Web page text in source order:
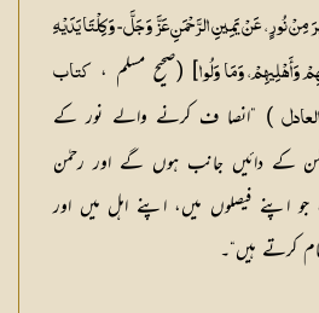
مِنْ نُورٍ ، عَنْ يَمِينِ الرَّحْمَنِ عَزَّ وَجَلَّ - وَكِلْتَا يَدَيْهِ
وَأَهْلِيهِمْ، وَمَا وَلُوا] (صحيح مسلم ، كتاب
) ”انصا ف کرنے والے نور کے
کے دائیں جانب ہوں گے اور رحمٰن
جو اپنے فیصلوں میں، اپنے اہل میں اور
کرتے ہیں“۔